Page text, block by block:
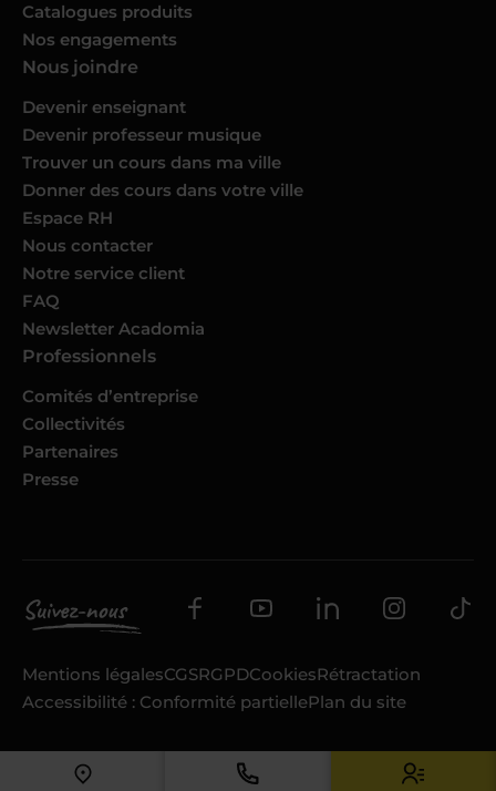
Catalogues produits
Nos engagements
Nous joindre
Devenir enseignant
Devenir professeur musique
Trouver un cours dans ma ville
Donner des cours dans votre ville
Espace RH
Nous contacter
Notre service client
FAQ
Newsletter Acadomia
Professionnels
Comités d’entreprise
Collectivités
Partenaires
Presse
Mentions légalesCGSRGPDCookiesRétractation
Accessibilité : Conformité partiellePlan du site